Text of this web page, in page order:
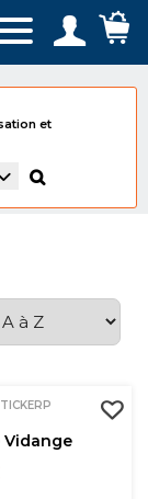
et
Vidange